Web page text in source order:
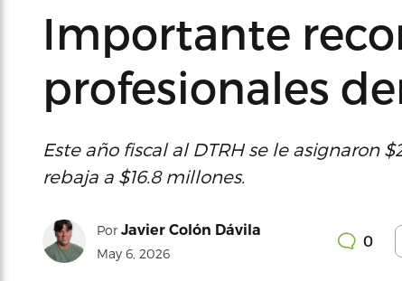
Importante
profesionales
Este año fiscal al DTRH se le asignaron
rebaja a $16.8 millones.
Por Javier Colón Dávila
May 6, 2026
0